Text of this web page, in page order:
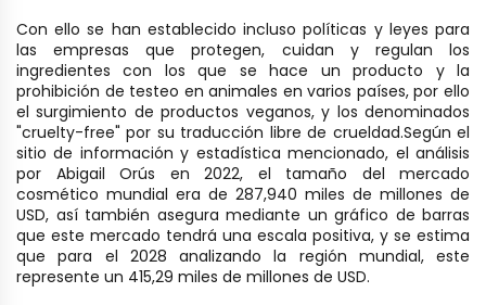
Con ello se han establecido incluso políticas y leyes para
las empresas que protegen, cuidan y regulan los
ingredientes con los que se hace un producto y la
prohibición de testeo en animales en varios países, por ello
el surgimiento de productos veganos, y los denominados
"cruelty-free" por su traducción libre de crueldad.Según el
sitio de información y estadística mencionado, el análisis
por Abigail Orús en 2022, el tamaño del mercado
cosmético mundial era de 287,940 miles de millones de
USD, así también asegura mediante un gráfico de barras
que este mercado tendrá una escala positiva, y se estima
que para el 2028 analizando la región mundial, este
represente un 415,29 miles de millones de USD.